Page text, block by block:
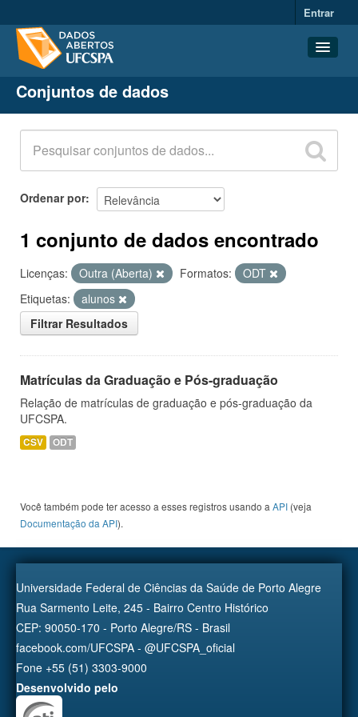
Entrar
Conjuntos de dados
Organizações
Grupos
Sobre
Conjuntos de dados
Ordenar por
1 conjunto de dados encontrado
Licenças: Outra (Aberta) Formatos:
ODT
Etiquetas:
alunos
Filtrar Resultados
Matrículas da Graduação e Pós-graduação
Relação de matrículas de graduação e pós-graduação da
UFCSPA.
CSV ODT
Você também pode ter acesso a esses registros usando a API (veja
Documentação da API).
Universidade Federal de Ciências da Saúde de Porto Alegre
Rua Sarmento Leite, 245 - Bairro Centro Histórico
CEP: 90050-170 - Porto Alegre/RS - Brasil
facebook.com/UFCSPA - @UFCSPA_oficial
Fone +55 (51) 3303-9000
Desenvolvido pelo